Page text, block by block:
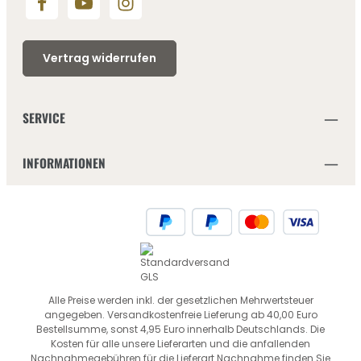
Vertrag widerrufen
SERVICE
INFORMATIONEN
Alle Preise werden inkl. der gesetzlichen Mehrwertsteuer
angegeben. Versandkostenfreie Lieferung ab 40,00 Euro
Bestellsumme, sonst 4,95 Euro innerhalb Deutschlands. Die
Kosten für alle unsere Lieferarten und die anfallenden
Nachnahmegebühren für die Lieferart Nachnahme finden Sie